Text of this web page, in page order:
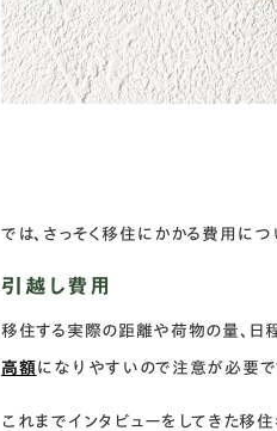
では、さっそく移住にかかる費用につ
引越し費用
移住する実際の距離や荷物の量、日
高額になりやすいので注意が必要です
これまでインタビューをしてきた移